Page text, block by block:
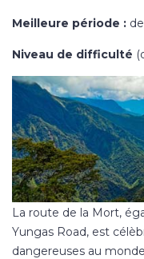
Meilleure période :
Niveau de difficulté
La route de la Mort,
Yungas Road, est
dangereuses au